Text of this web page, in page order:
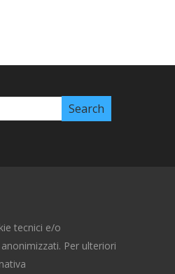
tecnici e/o
Per ulteriori